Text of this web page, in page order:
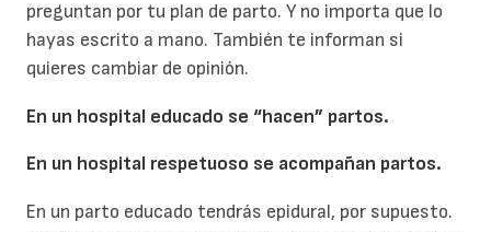
preguntan por tu plan de parto. Y no importa que lo
hayas escrito a mano. También te informan si
quieres cambiar de opinión.
En un hospital educado se “hacen” partos.
En un hospital respetuoso se acompañan partos.
En un parto educado tendrás epidural, por supuesto.